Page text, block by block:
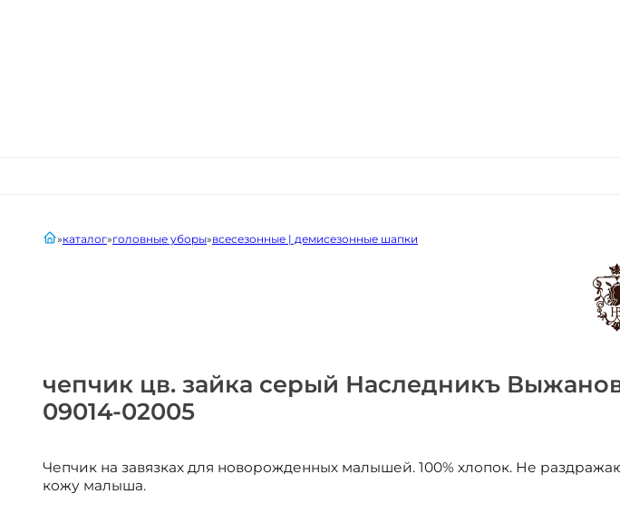
чепчик цв. зайка серый Наследникъ
09014-02005
Чепчик на завязках для новорожденных малышей. 100% хлопок. Не
кожу малыша.
главнаякаталог головные уборы всесезонные | демисезонные шапки